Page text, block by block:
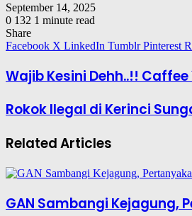
September 14, 2025
0 132 1 minute read
Share
Facebook X LinkedIn Tumblr Pinterest
Wajib Kesini Dehh..!!
Rokok Ilegal di Kerinci
Related Articles
GAN Sambangi Kejagung,